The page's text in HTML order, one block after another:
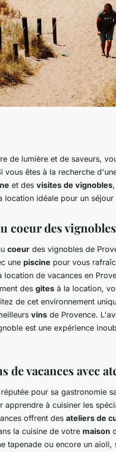
avec
de
de lumière et de saveurs,
vous êtes à la recherche
et des visites de vignobles
location idéale pour un
coeur des
coeur des vignobles de
une piscine pour vous
location de vacances en
des gites à la location,
de cet environnement
vins de Provence.
est une expérience
de vacances avec
pour sa gastronomie
apprendre à cuisiner les
offrent des ateliers de
la cuisine de votre maison
tapenade ou encore un